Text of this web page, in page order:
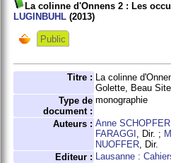
La colinne d'Onnens 2 : Les
LUGINBUHL (2013)
Public
Titre : La colinne
Golette, Beau Site
Type de
document :
monographie
Auteurs : Anne
FARAGGI , Dir. ;
NUOFFER, Dir.
Editeur : Lausanne :